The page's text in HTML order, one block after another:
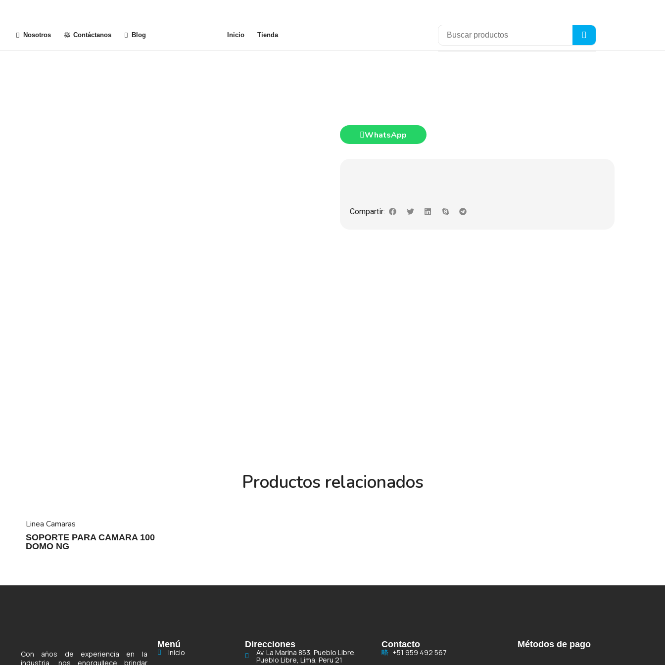
Nosotros Contáctanos Blog Inicio Tienda
WhatsApp
Compartir:
Productos relacionados
Linea Camaras
SOPORTE PARA CAMARA 100
DOMO NG
Con años de experiencia en la
industria, nos enorgullece brindar
Menú
Inicio
Direcciones
Av. La Marina 853, Pueblo Libre,
Pueblo Libre, Lima, Peru 21
Contacto
+51 959 492 567
Métodos de pago